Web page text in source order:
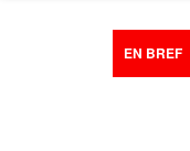
EN BREF